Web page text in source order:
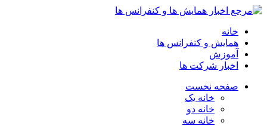
خانه
همایش و کنفرانس ها
آموزش
اخبار شرکت ها
صفحه نخست
خانه یک
خانه دو
خانه سه